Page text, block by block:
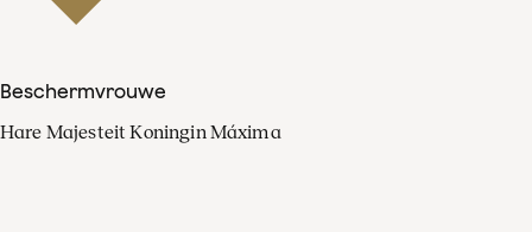
Beschermvrouwe
Hare Majesteit Koningin Máxima